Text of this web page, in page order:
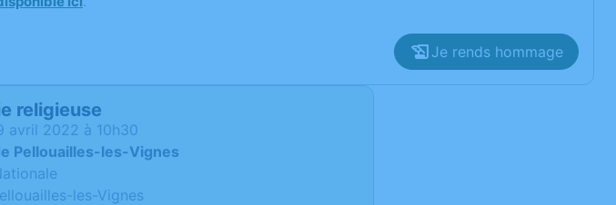
Je rends hommage
religieuse
avril 2022 à 10h30
Pellouailles-les-Vignes
les-Vignes